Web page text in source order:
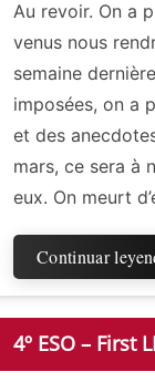
Au revoir. On a
venus nous
semaine
imposées, on a
et des
mars, ce sera à
eux. On meurt
Continuar
4º ESO – First